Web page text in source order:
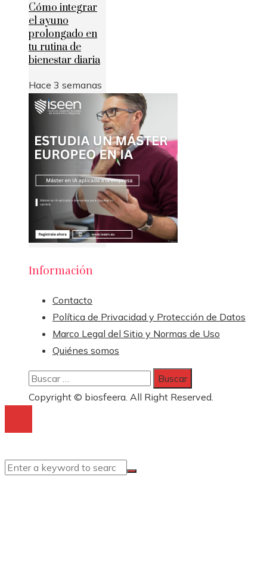
Cómo integrar
el ayuno
prolongado en
tu rutina de
bienestar diaria
Hace 3 semanas
Información
Contacto
Política de Privacidad y Protección de Datos
Marco Legal del Sitio y Normas de Uso
Quiénes somos
Buscar:
Copyright © biosfeera. All Right Reserved.